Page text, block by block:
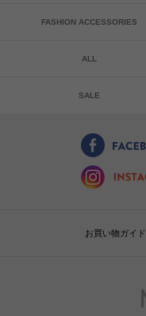
FASHION ACCESSORIES
ALL
SALE
お買い物ガイド